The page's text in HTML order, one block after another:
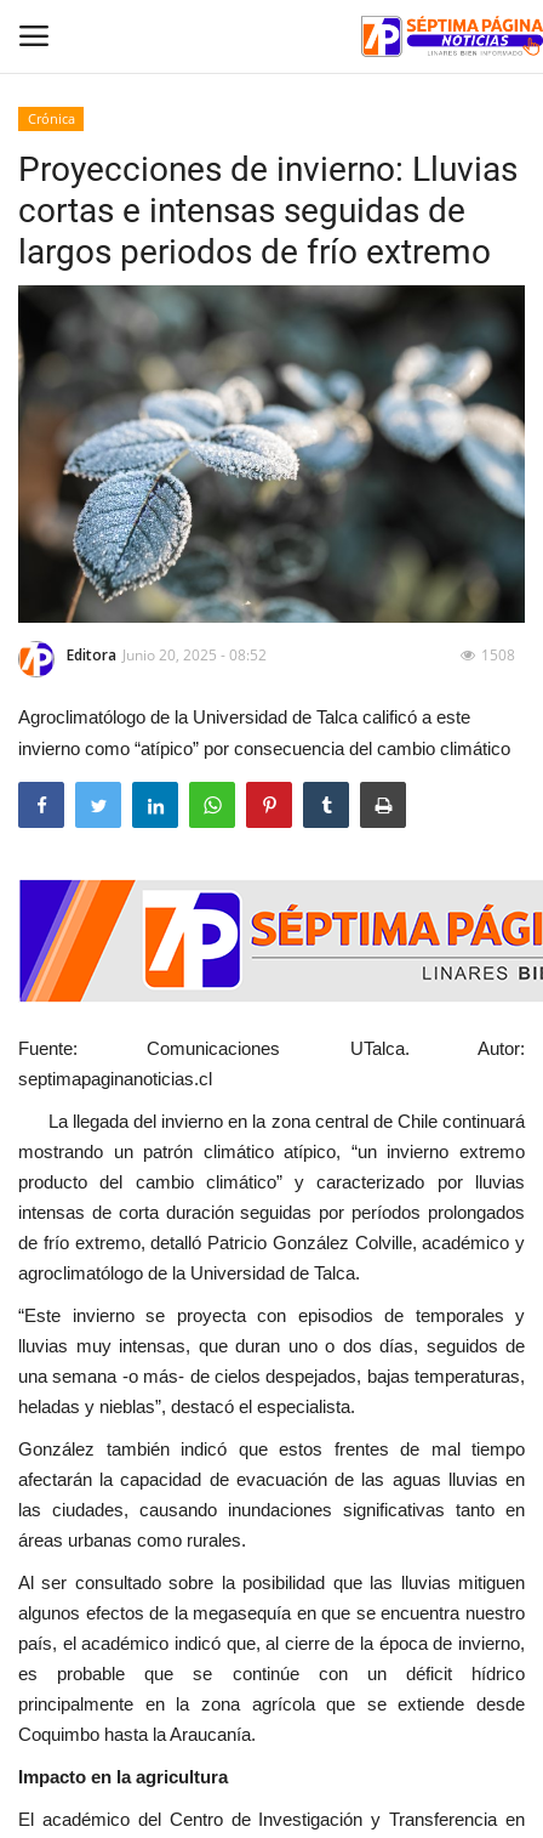
Inicio
Crónica
Policial
Tribunales
Deporte
Política
Espectáculos
Crónica
Proyecciones de invierno: Lluvias
cortas e intensas seguidas de
largos periodos de frío extremo
Editora Junio 20, 2025 - 08:52 1508
Agroclimatólogo de la Universidad de Talca calificó a este
invierno como “atípico” por consecuencia del cambio climático
Fuente: Comunicaciones UTalca. Autor:
septimapaginanoticias.cl
La llegada del invierno en la zona central de Chile continuará
mostrando un patrón climático atípico, “un invierno extremo
producto del cambio climático” y caracterizado por lluvias
intensas de corta duración seguidas por períodos prolongados
de frío extremo, detalló Patricio González Colville, académico y
agroclimatólogo de la Universidad de Talca.
“Este invierno se proyecta con episodios de temporales y
lluvias muy intensas, que duran uno o dos días, seguidos de
una semana -o más- de cielos despejados, bajas temperaturas,
heladas y nieblas”, destacó el especialista.
González también indicó que estos frentes de mal tiempo
afectarán la capacidad de evacuación de las aguas lluvias en
las ciudades, causando inundaciones significativas tanto en
áreas urbanas como rurales.
Al ser consultado sobre la posibilidad que las lluvias mitiguen
algunos efectos de la megasequía en que se encuentra nuestro
país, el académico indicó que, al cierre de la época de invierno,
es probable que se continúe con un déficit hídrico
principalmente en la zona agrícola que se extiende desde
Coquimbo hasta la Araucanía.
Impacto en la agricultura
El académico del Centro de Investigación y Transferencia en